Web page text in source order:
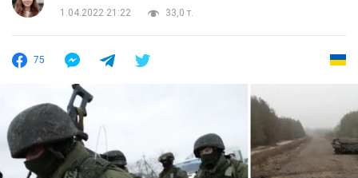
1.04.2022 21:22
33,0 т.
75